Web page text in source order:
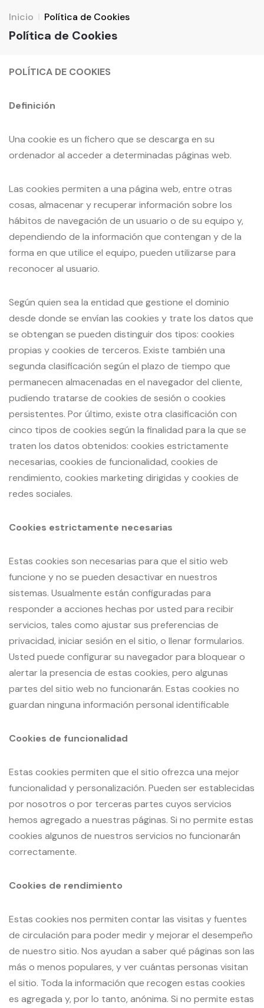
Inicio Política de Cookies
Política de Cookies
POLÍTICA DE COOKIES
Definición
Una cookie es un fichero que se descarga en su
ordenador al acceder a determinadas páginas web.
Las cookies permiten a una página web, entre otras
cosas, almacenar y recuperar información sobre los
hábitos de navegación de un usuario o de su equipo y,
dependiendo de la información que contengan y de la
forma en que utilice el equipo, pueden utilizarse para
reconocer al usuario.
Según quien sea la entidad que gestione el dominio
desde donde se envían las cookies y trate los datos que
se obtengan se pueden distinguir dos tipos: cookies
propias y cookies de terceros. Existe también una
segunda clasificación según el plazo de tiempo que
permanecen almacenadas en el navegador del cliente,
pudiendo tratarse de cookies de sesión o cookies
persistentes. Por último, existe otra clasificación con
cinco tipos de cookies según la finalidad para la que se
traten los datos obtenidos: cookies estrictamente
necesarias, cookies de funcionalidad, cookies de
rendimiento, cookies marketing dirigidas y cookies de
redes sociales.
Cookies estrictamente necesarias
Estas cookies son necesarias para que el sitio web
funcione y no se pueden desactivar en nuestros
sistemas. Usualmente están configuradas para
responder a acciones hechas por usted para recibir
servicios, tales como ajustar sus preferencias de
privacidad, iniciar sesión en el sitio, o llenar formularios.
Usted puede configurar su navegador para bloquear o
alertar la presencia de estas cookies, pero algunas
partes del sitio web no funcionarán. Estas cookies no
guardan ninguna información personal identificable
Cookies de funcionalidad
Estas cookies permiten que el sitio ofrezca una mejor
funcionalidad y personalización. Pueden ser establecidas
por nosotros o por terceras partes cuyos servicios
hemos agregado a nuestras páginas. Si no permite estas
cookies algunos de nuestros servicios no funcionarán
correctamente.
Cookies de rendimiento
Estas cookies nos permiten contar las visitas y fuentes
de circulación para poder medir y mejorar el desempeño
de nuestro sitio. Nos ayudan a saber qué páginas son las
más o menos populares, y ver cuántas personas visitan
el sitio. Toda la información que recogen estas cookies
es agregada y, por lo tanto, anónima. Si no permite estas